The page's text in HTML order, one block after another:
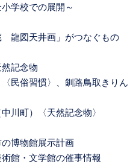
学校での展開～
龍図天井画」がつなぐもの
記念物
民俗習慣〉、釧路鳥取きりん
川町）〈天然記念物〉
博物館展示計画
館・文学館の催事情報